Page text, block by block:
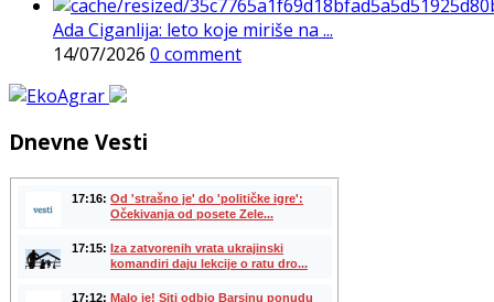
Ada Ciganlija: leto koje miriše na ...
14/07/2026 0 comment
Dnevne Vesti